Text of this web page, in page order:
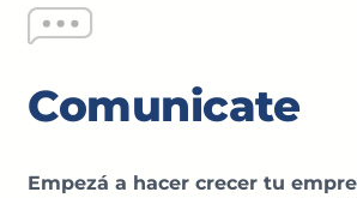
Comunicate
Empezá a hacer crecer tu